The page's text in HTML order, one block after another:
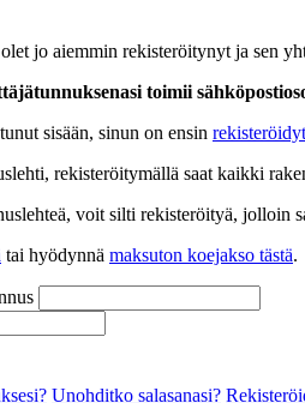
jo aiemmin rekisteröitynyt ja sen
toimii
sisään, sinun on ensin
rekisteröitymällä saat kaikki
voit silti rekisteröityä, jolloin
tai hyödynnä maksuton koejakso tästä.
Unohditko salasanasi?